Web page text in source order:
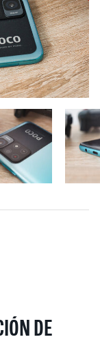
DE